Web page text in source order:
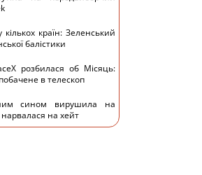
країн: Зеленський
балістики
розбилася об Місяць:
в телескоп
сином вирушила на
нарвалася на хейт